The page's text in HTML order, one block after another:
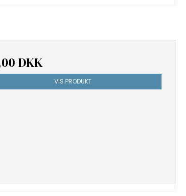
DKK
VIS PRODUKT